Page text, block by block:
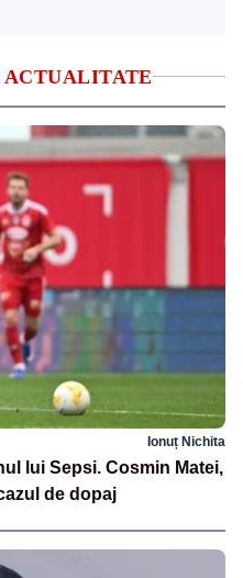
ACTUALITATE
Ionuț Nichita
lui Sepsi. Cosmin Matei,
de dopaj